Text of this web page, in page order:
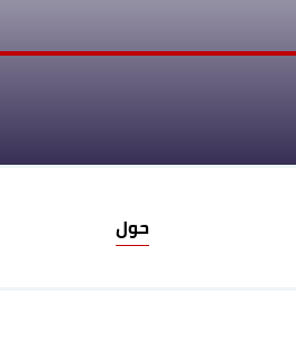
حول